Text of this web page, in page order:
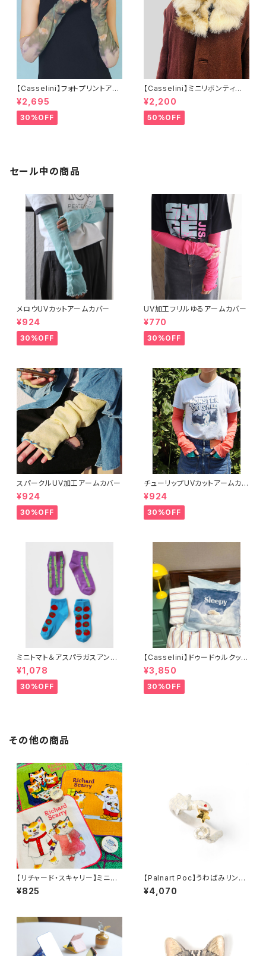
【Casselini】フォトプリントアー
ムカバー
¥2,695
30%OFF
【Casselini】ミニリボンティペッ
ト
¥2,200
50%OFF
セール中の商品
メロウUVカットアームカバー
¥924
30%OFF
UV加工フリルゆるアームカバー
¥770
30%OFF
スパークルUV加工アームカバー
¥924
30%OFF
チューリップUVカットアームカバ
ー
¥924
30%OFF
ミニトマト＆アスパラガスアンク
ルソックス 2P
¥1,078
30%OFF
【Casselini】ドゥードゥルクッシ
ョンカバー
¥3,850
30%OFF
その他の商品
【リチャード・スキャリー】ミニハ
ンドタオル
¥825
【Palnart Poc】うわばみリン
グ ホワイト
¥4,070